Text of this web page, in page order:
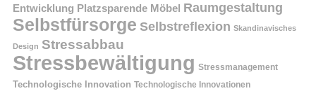
Entwicklung Platzsparende Möbel Raumgestaltung
Selbstfürsorge Selbstreflexion Skandinavisches
Design Stressabbau
Stressbewältigung Stressmanagement
Technologische Innovation Technologische Innovationen